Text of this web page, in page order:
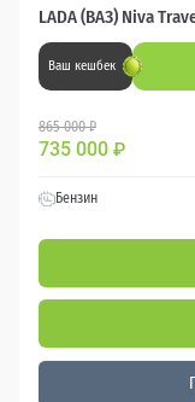
LADA (ВАЗ) Niva
Ваш кешбек
865 000 ₽
735 000 ₽
Бензин